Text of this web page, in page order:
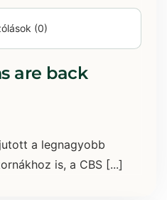
(0)
are back
a legnagyobb
is, a CBS [...]